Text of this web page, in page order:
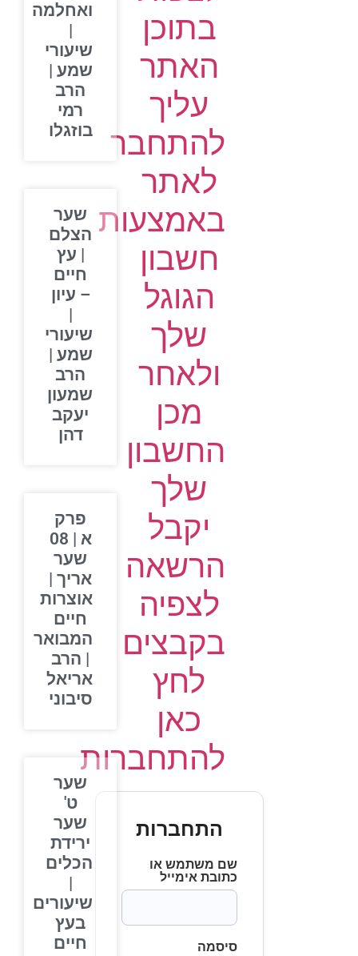
בתוכן
האתר
עליך
להתחבר
לאתר
באמצעות
חשבון
הגוגל
שלך
ולאחר
מכן
החשבון
שלך
יקבל
הרשאה
לצפיה
בקבצים
לחץ
כאן
להתחברות
התחברות
שם משתמש או
כתובת אימייל
סיסמה
ואחלמה
שיעורי
שמע |
הרב
רמי
בוזגלו
שער
הצלם
| עץ
חיים
– עיון
שיעורי
שמע |
הרב
שמעון
יעקב
דהן
פרק
א | 08
שער
אריך |
אוצרות
חיים
המבואר
| הרב
אריאל
סיבוני
שער
שער
ירידת
הכלים
שיעורים
בעץ
חיים